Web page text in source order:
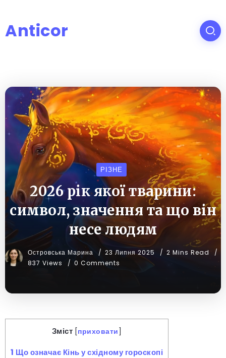
Anticor
РІЗНЕ
2026 рік якої тварини:
символ, значення та що він
несе людям
Островська Марина 23 Липня 2025
2 Mins Read
837 Views
0 Comments
Зміст [приховати ]
1 Що означає Кінь у східному гороскопі